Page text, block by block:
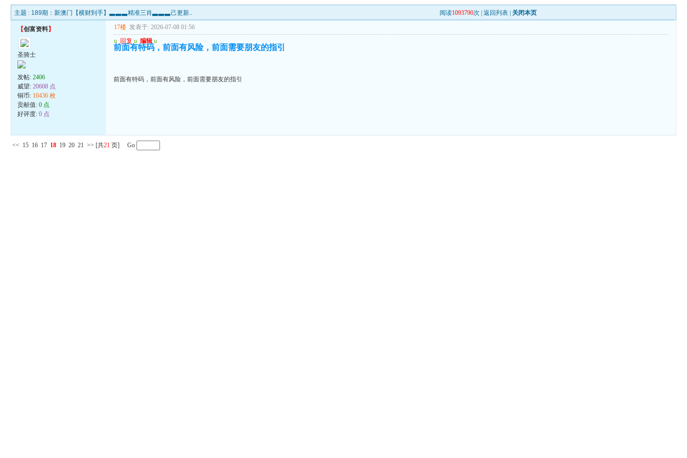
主题 : 189期：新澳门【横财到手】▃▃▃精准三肖▃▃▃己更新.. 阅读1093790次 |返回列表 关闭本页
【创富资料】
圣骑士
发帖:2406
威望:20608 点
铜币: 10436 枚
贡献值:0 点
好评度:0 点
17楼 发表于: 2026-07-08 01:56
u 回复 u 编辑 u
前面有特码，前面有风险，前面需要朋友的指引
前面有特码，前面有风险，前面需要朋友的指引
<< 15 16 17 18 19 20 21 >> [共21 页] Go